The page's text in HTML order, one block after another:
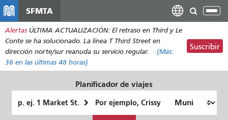
contenido
principal
SFMTA
Alertas ÚLTIMA ACTUALIZACIÓN: El retraso en Third y Le
Conte se ha solucionado. La línea T Third Street en
dirección norte/sur reanuda su servicio regular.
(Más:
36 en las últimas 48 horas)
Suscribir
Planificador de viajes
de